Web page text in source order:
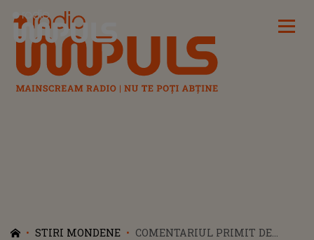
Radio Impuls
STIRI MONDENE
COMENTARIUL PRIMIT DE